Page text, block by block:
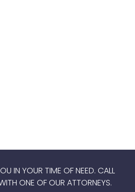
IN YOUR TIME OF NEED. CALL
ONE OF OUR ATTORNEYS.